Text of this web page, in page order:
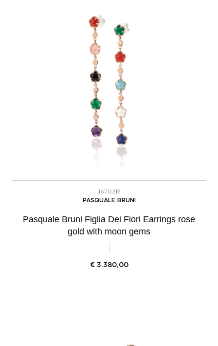
16703R
PASQUALE BRUNI
Pasquale Bruni Figlia Dei Fiori Earrings rose
gold with moon gems
€ 3.380,00